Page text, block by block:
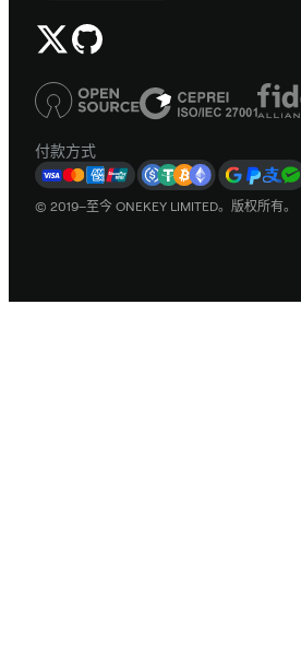
付款方式
© 2019–至今 ONEKEY LIMITED。版权所有。